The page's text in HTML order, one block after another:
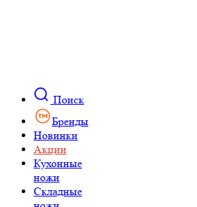
Поиск
Бренды
Новинки
Акции
Кухонные
ножи
Складные